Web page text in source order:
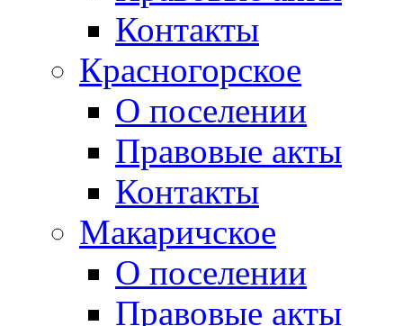
Контакты
Красногорское
О поселении
Правовые акты
Контакты
Макаричское
О поселении
Правовые акты